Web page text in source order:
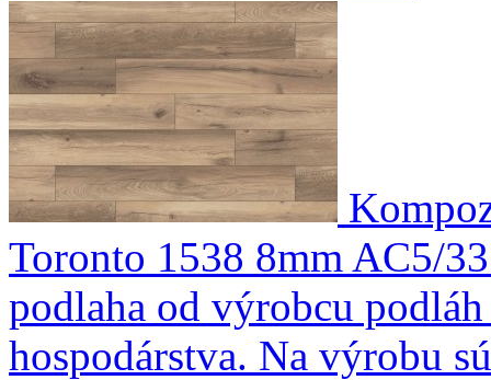
Toronto 1538 8mm AC5/33
podlaha od výrobcu
hospodárstva. Na výrobu